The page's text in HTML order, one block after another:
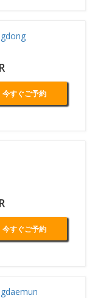
今すぐご予約
今すぐご予約